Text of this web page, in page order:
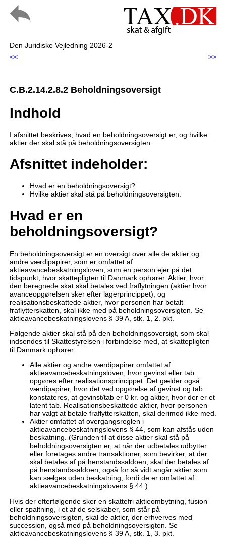
Den Juridiske Vejledning 2026-2
<<
>>
C.B.2.14.2.8.2 Beholdningsoversigt
Indhold
I afsnittet beskrives, hvad en beholdningsoversigt er, og hvilke
aktier der skal stå på beholdningsoversigten.
Afsnittet indeholder:
Hvad er en beholdningsoversigt?
Hvilke aktier skal stå på beholdningsoversigten.
Hvad er en
beholdningsoversigt?
En beholdningsoversigt er en oversigt over alle de aktier og
andre værdipapirer, som er omfattet af
aktieavancebeskatningsloven, som en person ejer på det
tidspunkt, hvor skattepligten til Danmark ophører. Aktier, hvor
den beregnede skat skal betales ved fraflytningen (aktier hvor
avanceopgørelsen sker efter lagerprincippet), og
realisationsbeskattede aktier, hvor personen har betalt
fraflytterskatten, skal ikke med på beholdningsoversigten. Se
aktieavancebeskatningslovens § 39 A, stk. 1, 2. pkt.
Følgende aktier skal stå på den beholdningsoversigt, som skal
indsendes til Skattestyrelsen i forbindelse med, at skattepligten
til Danmark ophører:
Alle aktier og andre værdipapirer omfattet af
aktieavancebeskatningsloven, hvor gevinst eller tab
opgøres efter realisationsprincippet. Det gælder også
værdipapirer, hvor det ved opgørelse af gevinst og tab
konstateres, at gevinst/tab er 0 kr. og aktier, hvor der er et
latent tab. Realisationsbeskattede aktier, hvor personen
har valgt at betale fraflytterskatten, skal derimod ikke med.
Aktier omfattet af overgangsreglen i
aktieavancebeskatningslovens § 44, som kan afstås uden
beskatning. (Grunden til at disse aktier skal stå på
beholdningsoversigten er, at når der udbetales udbytter
eller foretages andre transaktioner, som bevirker, at der
skal betales af på henstandssaldoen, skal der betales af
på henstandssaldoen, også for så vidt angår aktier som
kan sælges uden beskatning, fordi de er omfattet af
aktieavancebeskatningslovens § 44.)
Hvis der efterfølgende sker en skattefri aktieombytning, fusion
eller spaltning, i et af de selskaber, som står på
beholdningsoversigten, skal de aktier, der erhverves med
succession, også med på beholdningsoversigten. Se
aktieavancebeskatningslovens § 39 A, stk. 1, 3. pkt.